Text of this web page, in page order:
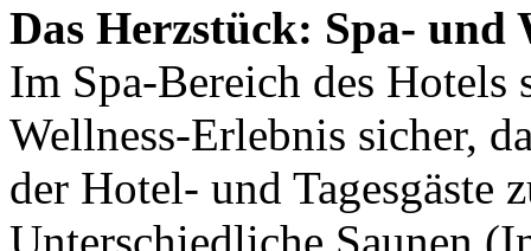
Das Herzstück: Spa- und
Im Spa-Bereich des
Wellness-Erlebnis sicher,
der Hotel- und Tagesgäste
Unterschiedliche Saunen